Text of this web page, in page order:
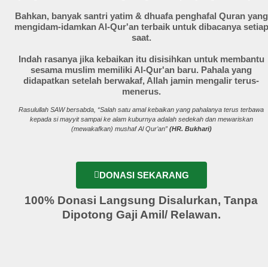
Bahkan, banyak santri yatim & dhuafa penghafal Quran yang
mengidam-idamkan Al-Qur'an terbaik untuk dibacanya setiap
saat.
Indah rasanya jika kebaikan itu disisihkan untuk membantu
sesama muslim memiliki Al-Qur'an baru. Pahala yang
didapatkan setelah berwakaf, Allah jamin mengalir terus-
menerus.
Rasulullah SAW bersabda, “Salah satu amal kebaikan yang pahalanya terus terbawa
kepada si mayyit sampai ke alam kuburnya adalah sedekah dan mewariskan
(mewakafkan) mushaf Al Qur’an” (HR. Bukhari)
DONASI SEKARANG
100% Donasi Langsung Disalurkan, Tanpa
Dipotong Gaji Amil/ Relawan.